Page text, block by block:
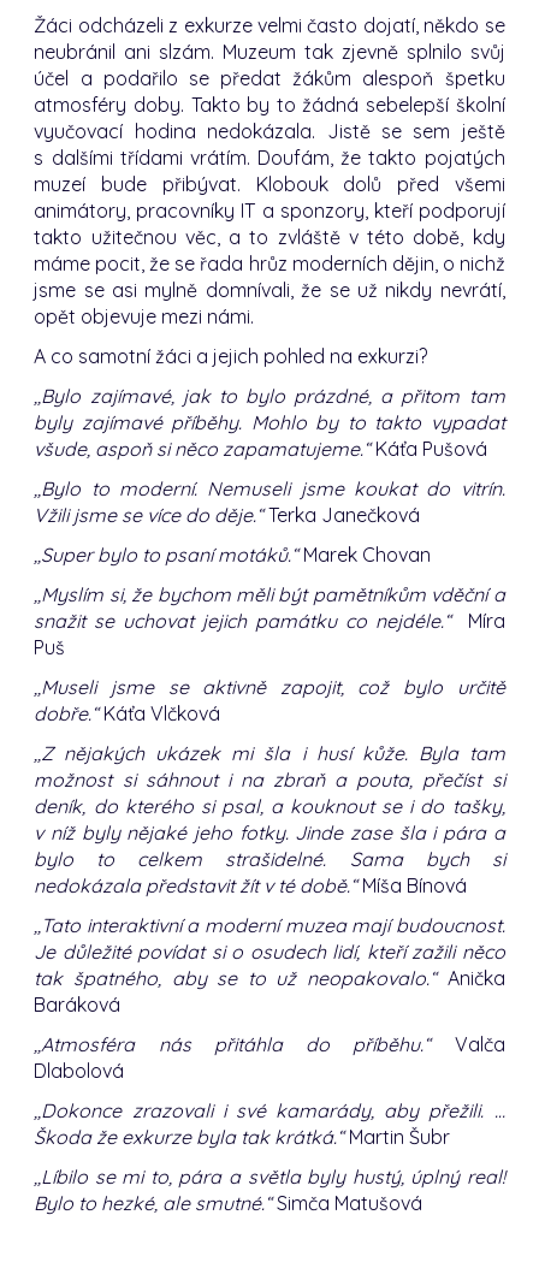
Žáci odcházeli z exkurze velmi často dojatí, někdo se
neubránil ani slzám. Muzeum tak zjevně splnilo svůj
účel a podařilo se předat žákům alespoň špetku
atmosféry doby. Takto by to žádná sebelepší školní
vyučovací hodina nedokázala. Jistě se sem ještě
s dalšími třídami vrátím. Doufám, že takto pojatých
muzeí bude přibývat. Klobouk dolů před všemi
animátory, pracovníky IT a sponzory, kteří podporují
takto užitečnou věc, a to zvláště v této době, kdy
máme pocit, že se řada hrůz moderních dějin, o nichž
jsme se asi mylně domnívali, že se už nikdy nevrátí,
opět objevuje mezi námi.
A co samotní žáci a jejich pohled na exkurzi?
,,Bylo zajímavé, jak to bylo prázdné, a přitom tam
byly zajímavé příběhy. Mohlo by to takto vypadat
všude, aspoň si něco zapamatujeme.“Káťa Pušová
,,Bylo to moderní. Nemuseli jsme koukat do vitrín.
Vžili jsme se více do děje.“Terka Janečková
,,Super bylo to psaní motáků.“Marek Chovan
,,Myslím si, že bychom měli být pamětníkům vděční a
snažit se uchovat jejich památku co nejdéle.“ Míra
Puš
,,Museli jsme se aktivně zapojit, což bylo určitě
dobře.“Káťa Vlčková
,,Z nějakých ukázek mi šla i husí kůže. Byla tam
možnost si sáhnout i na zbraň a pouta, přečíst si
deník, do kterého si psal, a kouknout se i do tašky,
v níž byly nějaké jeho fotky. Jinde zase šla i pára a
bylo to celkem strašidelné. Sama bych si
nedokázala představit žít v té době.“Míša Bínová
,,Tato interaktivní a moderní muzea mají budoucnost.
Je důležité povídat si o osudech lidí, kteří zažili něco
tak špatného, aby se to už neopakovalo.“ Anička
Baráková
,,Atmosféra nás přitáhla do příběhu.“ Valča
Dlabolová
,,Dokonce zrazovali i své kamarády, aby přežili. …
Škoda že exkurze byla tak krátká.“Martin Šubr
,,Líbilo se mi to, pára a světla byly hustý, úplný real!
Bylo to hezké, ale smutné.“Simča Matušová